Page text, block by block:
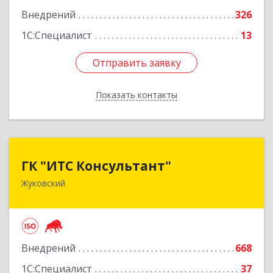
Внедрений
326
1С:Специалист
13
Отправить заявку
Показать контакты
Отправить заявку
Назад
ГК "ИТС Консультант"
Жуковский
Внедрений
668
1С:Специалист
37